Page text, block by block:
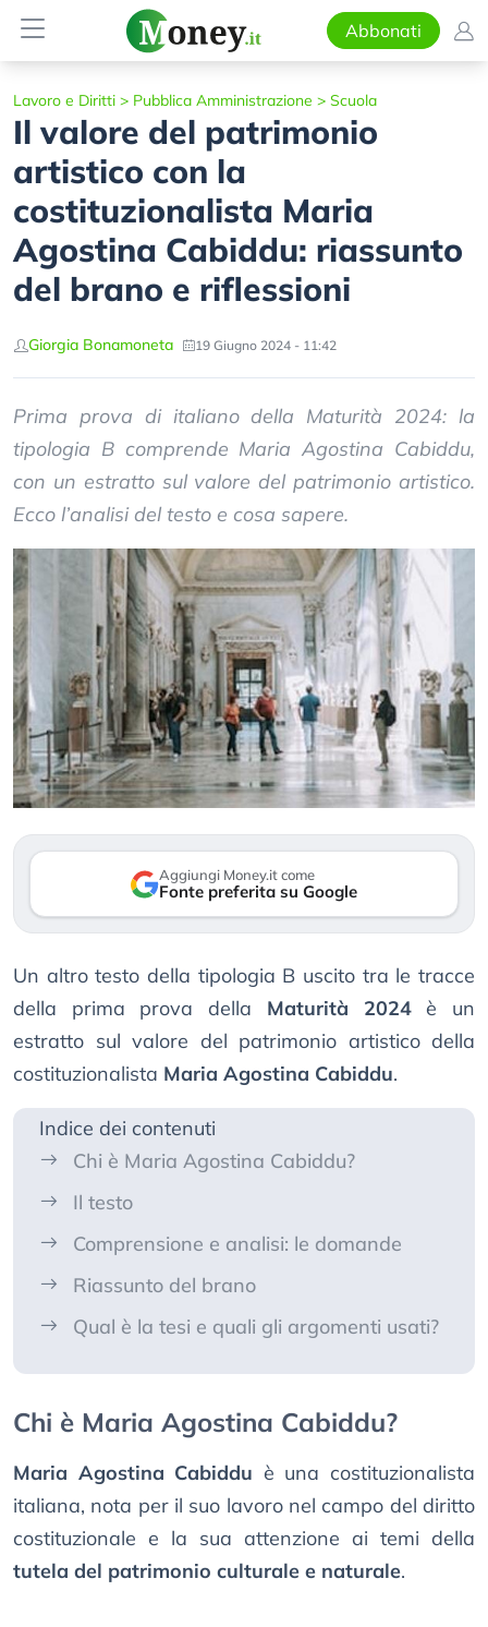
Abbonati
Lavoro e Diritti > Pubblica Amministrazione > Scuola
Il valore del patrimonio
artistico con la
costituzionalista Maria
Agostina Cabiddu: riassunto
del brano e riflessioni
Giorgia Bonamoneta 19 Giugno 2024 - 11:42
Prima prova di italiano della Maturità 2024: la
tipologia B comprende Maria Agostina Cabiddu,
con un estratto sul valore del patrimonio artistico.
Ecco l’analisi del testo e cosa sapere.
Aggiungi Money.it come
Fonte preferita su Google
Un altro testo della tipologia B uscito tra le tracce
della prima prova della Maturità 2024è un
estratto sul valore del patrimonio artistico della
costituzionalista Maria Agostina Cabiddu.
Indice dei contenuti
Chi è Maria Agostina Cabiddu?
Il testo
Comprensione e analisi: le domande
Riassunto del brano
Qual è la tesi e quali gli argomenti usati?
Chi è Maria Agostina Cabiddu?
Maria Agostina Cabiddu è una costituzionalista
italiana, nota per il suo lavoro nel campo del diritto
costituzionale e la sua attenzione ai temi della
tutela del patrimonio culturale e naturale.